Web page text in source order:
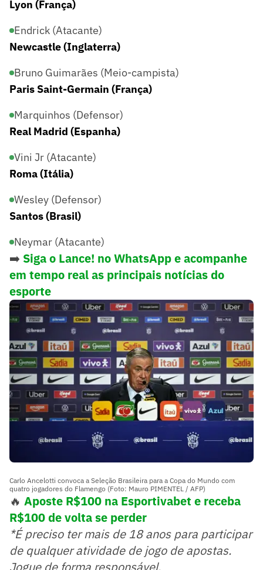
Lyon (França)
Endrick (Atacante)
Newcastle (Inglaterra)
Bruno Guimarães (Meio-campista)
Paris Saint-Germain (França)
Marquinhos (Defensor)
Real Madrid (Espanha)
Vini Jr (Atacante)
Roma (Itália)
Wesley (Defensor)
Santos (Brasil)
Neymar (Atacante)
➡️ Siga o Lance! no WhatsApp e acompanhe
em tempo real as principais notícias do
esporte
Carlo Ancelotti convoca a Seleção Brasileira para a Copa do Mundo com
quatro jogadores do Flamengo (Foto: Mauro PIMENTEL / AFP)
🔥 Aposte R$100 na Esportivabet e receba
R$100 de volta se perder
*É preciso ter mais de 18 anos para participar
de qualquer atividade de jogo de apostas.
Jogue de forma responsável.